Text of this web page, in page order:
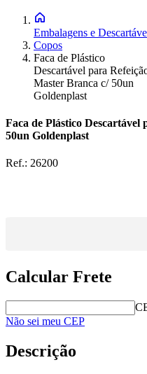
Embalagens e
Copos
Faca de Plástico
Descartável para
Master Branca c/ 50un
Goldenplast
Faca de Plástico
50un Goldenplast
Ref.: 26200
Calcular Frete
Não sei meu CEP
Descrição